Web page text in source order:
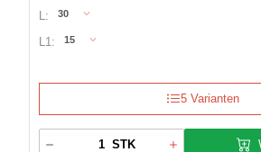
L: 30
L1: 15
5 Varianten
STK